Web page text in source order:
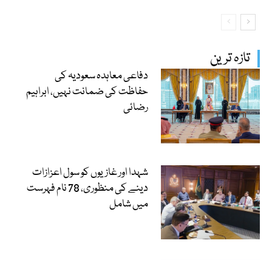
تازہ ترین
دفاعی معاہدہ سعودیہ کی
حفاظت کی ضمانت نہیں، ابراہیم
رضائی
شہدا اور غازیوں کو سول اعزازات
دینے کی منظوری، 78 نام فہرست
میں شامل